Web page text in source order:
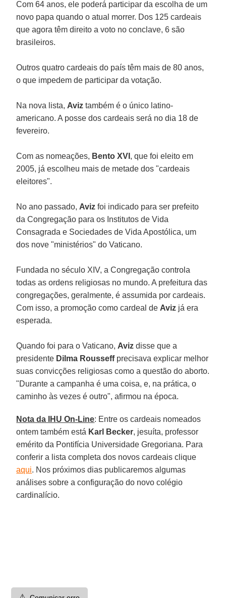
Com 64 anos, ele poderá participar da escolha de um
novo papa quando o atual morrer. Dos 125 cardeais
que agora têm direito a voto no conclave, 6 são
brasileiros.
Outros quatro cardeais do país têm mais de 80 anos,
o que impedem de participar da votação.
Na nova lista, Aviztambém é o único latino-
americano. A posse dos cardeais será no dia 18 de
fevereiro.
Com as nomeações, Bento XVI , que foi eleito em
2005, já escolheu mais de metade dos "cardeais
eleitores".
No ano passado, Avizfoi indicado para ser prefeito
da Congregação para os Institutos de Vida
Consagrada e Sociedades de Vida Apostólica, um
dos nove "ministérios" do Vaticano.
Fundada no século XIV, a Congregação controla
todas as ordens religiosas no mundo. A prefeitura das
congregações, geralmente, é assumida por cardeais.
Com isso, a promoção como cardeal de Aviz já era
esperada.
Quando foi para o Vaticano, Avizdisse que a
presidente Dilma Rousseffprecisava explicar melhor
suas convicções religiosas como a questão do aborto.
"Durante a campanha é uma coisa, e, na prática, o
caminho às vezes é outro", afirmou na época.
Nota da IHU On-Line: Entre os cardeais nomeados
ontem também está Karl Becker, jesuíta, professor
emérito da Pontifícia Universidade Gregoriana. Para
conferir a lista completa dos novos cardeais clique
aqui. Nos próximos dias publicaremos algumas
análises sobre a configuração do novo colégio
cardinalício.
⚠️